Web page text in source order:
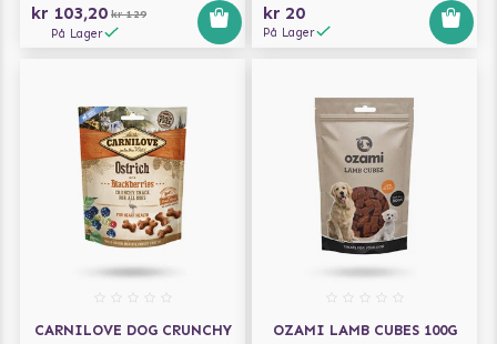
kr 103,20 kr 129
På Lager
kr 20
På Lager
CARNILOVE DOG CRUNCHY
OZAMI LAMB CUBES 100G